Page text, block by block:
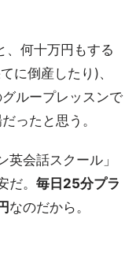
、何十万円もする
に倒産したり)、
ループレッスンで
ったと思う。
英会話スクール」
。 毎日25分プラ
なのだから。